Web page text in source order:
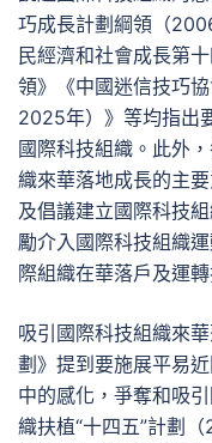
巧成長計劃綱領（
民經濟和社會成長第
領》《中國迷信技巧
2025年）》等均指出
國際科技組織。此外
織來華落地成長的主
及倡議建立國際科技
勵介入國際科技組織
際組織在華落戶及運
吸引國際科技組織來
劃》提到要施展平易
中的感化，爭奪和吸
織扶植“十四五”計劃